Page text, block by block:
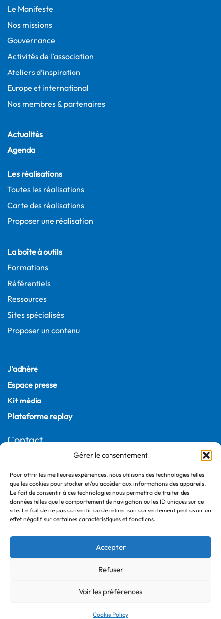
Gérer le consentement
Pour offrir les meilleures expériences, nous utilisons des technologies telles
que les cookies pour stocker et/ou accéder aux informations des appareils.
Le fait de consentir à ces technologies nous permettra de traiter des
données telles que le comportement de navigation ou les ID uniques sur ce
site. Le fait de ne pas consentir ou de retirer son consentement peut avoir un
effet négatif sur certaines caractéristiques et fonctions.
Accepter
Refuser
Voir les préférences
Cookie Policy
Le Manifeste
Nos missions
Gouvernance
Activités de l’association
Ateliers d’inspiration
Europe et international
Nos membres & partenaires
Actualités
Agenda
Les réalisations
Toutes les réalisations
Carte des réalisations
Proposer une réalisation
La boîte à outils
Formations
Référentiels
Ressources
Sites spécialisés
Proposer un contenu
J’adhère
Espace presse
Kit média
Plateforme replay
Contact
75009 Paris – France
+33 (0)1 55 04 05 03
©2026 France Ville Durable
Politique de confidentialité